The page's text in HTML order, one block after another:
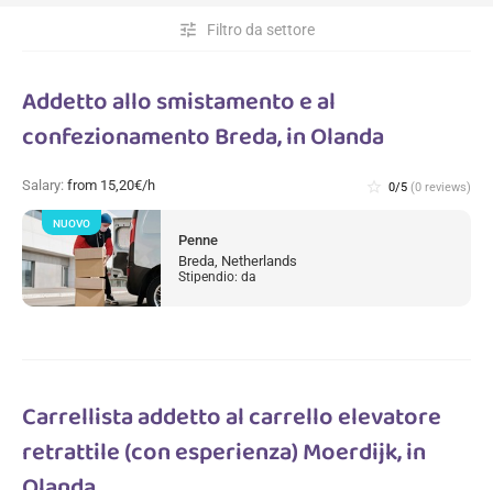
Filtro da settore
tune
Addetto allo smistamento e al
confezionamento Breda, in Olanda
Salary: from 15,20€/h star_border 0/5 (0 reviews)
Penne
Breda, Netherlands
Stipendio: da
NUOVO
Carrellista addetto al carrello elevatore
retrattile (con esperienza) Moerdijk, in